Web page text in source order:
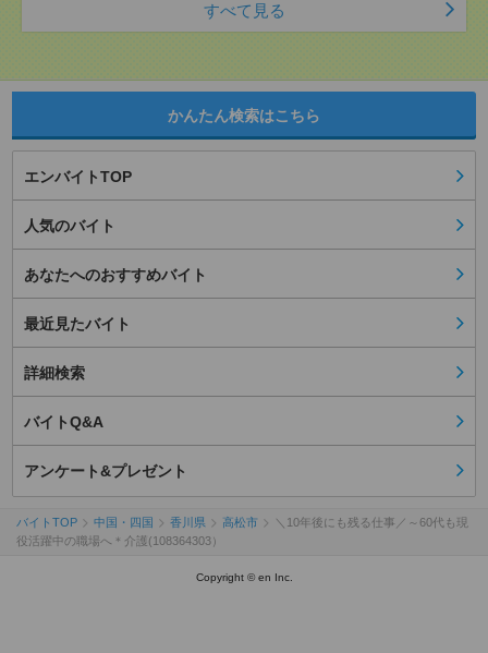
すべて見る
かんたん検索はこちら
エンバイトTOP
人気のバイト
あなたへのおすすめバイト
最近見たバイト
詳細検索
バイトQ&A
アンケート&プレゼント
バイトTOP 中国・四国 香川県 高松市
＼10年後にも残る仕事／～60代も現
役活躍中の職場へ＊介護(108364303）
Copyright © en Inc.